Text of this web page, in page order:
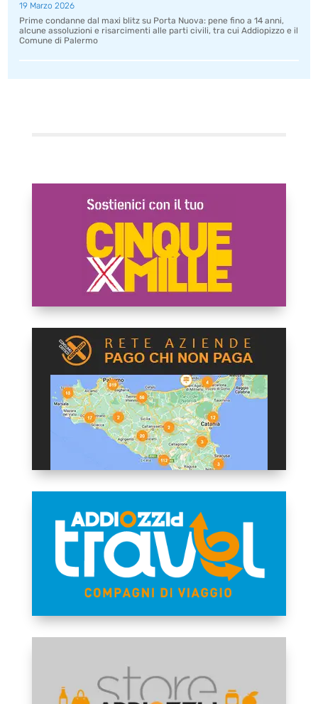
19 Marzo 2026
Prime condanne dal maxi blitz su Porta Nuova: pene fino a 14 anni,
alcune assoluzioni e risarcimenti alle parti civili, tra cui Addiopizzo e il
Comune di Palermo